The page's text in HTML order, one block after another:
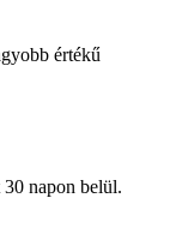
értékű
30 napon belül.